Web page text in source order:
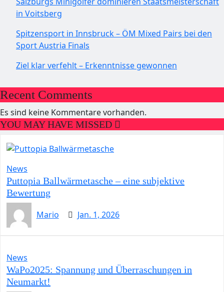
in Voitsberg
Spitzensport in Innsbruck – ÖM Mixed Pairs bei den
Sport Austria Finals
Ziel klar verfehlt – Erkenntnisse gewonnen
Recent Comments
Es sind keine Kommentare vorhanden.
YOU MAY HAVE MISSED
News
Puttopia Ballwärmetasche – eine subjektive
Bewertung
Mario
Jan. 1, 2026
News
WaPo2025: Spannung und Überraschungen in
Neumarkt!